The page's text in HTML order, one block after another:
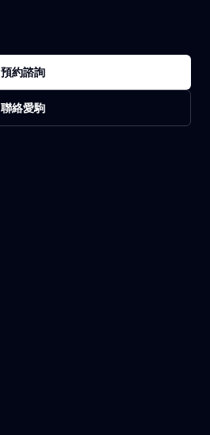
預約諮詢
聯絡愛駒